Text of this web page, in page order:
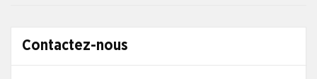
Contactez-nous